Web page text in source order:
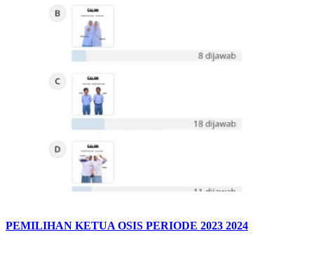
PEMILIHAN KETUA OSIS PERIODE 2023 2024